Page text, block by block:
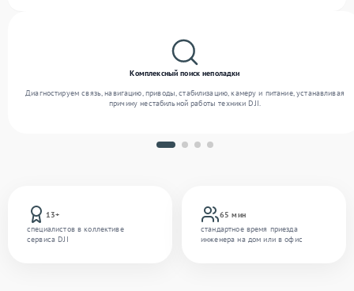
13+
специалистов в коллективе
сервиса DJI
65 мин
стандартное время приезда
инженера на дом или в офис
Комплексный поиск неполадки
Диагностируем связь, навигацию, приводы, стабилизацию, камеру и питание, устанавливая
причину нестабильной работы техники DJI.